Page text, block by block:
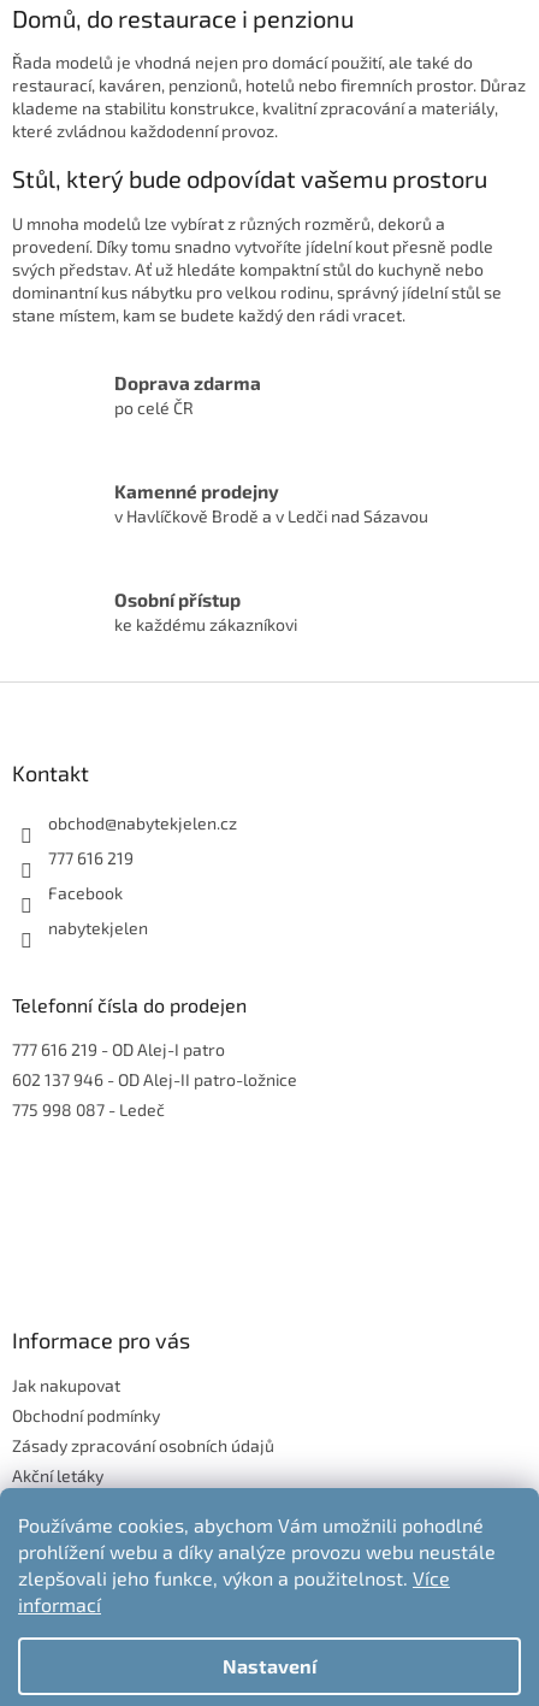
Používáme cookies, abychom Vám umožnili pohodlné
prohlížení webu a díky analýze provozu webu neustále
zlepšovali jeho funkce, výkon a použitelnost. Více
informací
Nastavení
Domů, do restaurace i penzionu
Řada modelů je vhodná nejen pro domácí použití, ale také do
restaurací, kaváren, penzionů, hotelů nebo firemních prostor. Důraz
klademe na stabilitu konstrukce, kvalitní zpracování a materiály,
které zvládnou každodenní provoz.
Stůl, který bude odpovídat vašemu prostoru
U mnoha modelů lze vybírat z různých rozměrů, dekorů a
provedení. Díky tomu snadno vytvoříte jídelní kout přesně podle
svých představ. Ať už hledáte kompaktní stůl do kuchyně nebo
dominantní kus nábytku pro velkou rodinu, správný jídelní stůl se
stane místem, kam se budete každý den rádi vracet.
Doprava zdarma
po celé ČR
Kamenné prodejny
v Havlíčkově Brodě a v Ledči nad Sázavou
Osobní přístup
ke každému zákazníkovi
Kontakt
obchod@nabytekjelen.cz
777 616 219
Facebook
nabytekjelen
Telefonní čísla do prodejen
777 616 219 - OD Alej-I patro
602 137 946 - OD Alej-II patro-ložnice
775 998 087 - Ledeč
Informace pro vás
Jak nakupovat
Obchodní podmínky
Zásady zpracování osobních údajů
Akční letáky
Moje objednávka
Odstoupení od kupní smlouvy
Vytvořil Shoptet